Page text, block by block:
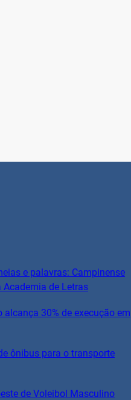
e palavras: Campinense
Academia de Letras
alcança 30% de execução em
ônibus para o transporte
de Voleibol Masculino